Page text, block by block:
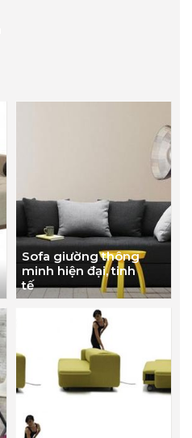
Sofa giường thông
minh hiện đại, tinh
tế